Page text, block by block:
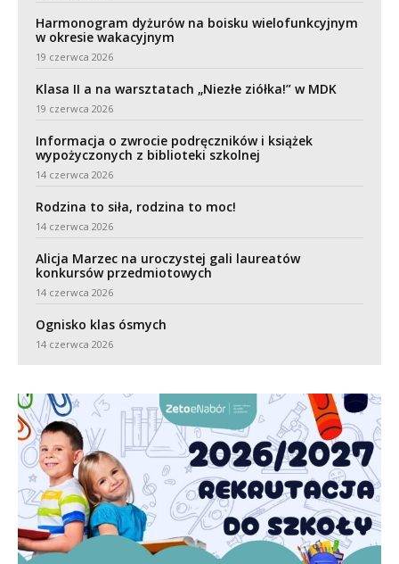
Harmonogram dyżurów na boisku wielofunkcyjnym
w okresie wakacyjnym
19 czerwca 2026
Klasa II a na warsztatach „Niezłe ziółka!” w MDK
19 czerwca 2026
Informacja o zwrocie podręczników i książek
wypożyczonych z biblioteki szkolnej
14 czerwca 2026
Rodzina to siła, rodzina to moc!
14 czerwca 2026
Alicja Marzec na uroczystej gali laureatów
konkursów przedmiotowych
14 czerwca 2026
Ognisko klas ósmych
14 czerwca 2026